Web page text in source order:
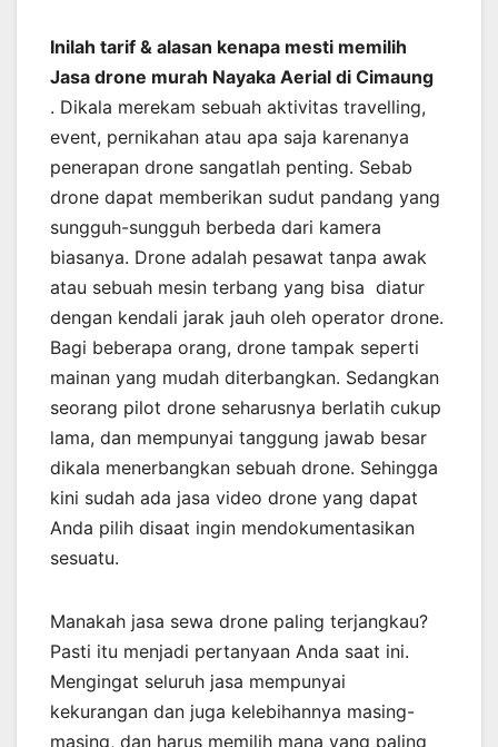
Inilah tarif & alasan kenapa mesti memilih
Jasa drone murah Nayaka Aerial di Cimaung
. Dikala merekam sebuah aktivitas travelling,
event, pernikahan atau apa saja karenanya
penerapan drone sangatlah penting. Sebab
drone dapat memberikan sudut pandang yang
sungguh-sungguh berbeda dari kamera
biasanya. Drone adalah pesawat tanpa awak
atau sebuah mesin terbang yang bisa diatur
dengan kendali jarak jauh oleh operator drone.
Bagi beberapa orang, drone tampak seperti
mainan yang mudah diterbangkan. Sedangkan
seorang pilot drone seharusnya berlatih cukup
lama, dan mempunyai tanggung jawab besar
dikala menerbangkan sebuah drone. Sehingga
kini sudah ada jasa video drone yang dapat
Anda pilih disaat ingin mendokumentasikan
sesuatu.
Manakah jasa sewa drone paling terjangkau?
Pasti itu menjadi pertanyaan Anda saat ini.
Mengingat seluruh jasa mempunyai
kekurangan dan juga kelebihannya masing-
masing, dan harus memilih mana yang paling